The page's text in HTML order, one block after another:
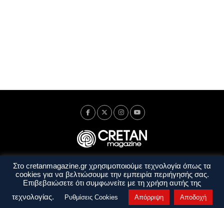
Ταυτότητα Πολιτική Απορρήτου
Όροι Χρήσης
Όροι και Προϋποθέσεις
Στο cretanmagazine.gr χρησιμοποιούμε τεχνολογία όπως τα
cookies για να βελτιώσουμε την εμπειρία περιήγησής σας.
Επιβεβαιώσετε ότι συμφωνείτε με τη χρήση αυτής της
τεχνολογίας.
Ρυθμίσεις Cookies Απόρριψη Αποδοχή